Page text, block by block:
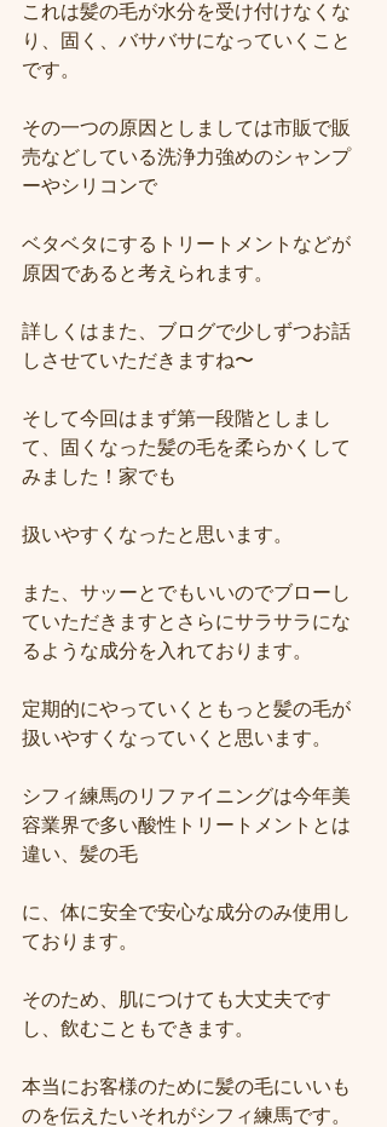
これは髪の毛が水分を受け付けなくな
り、固く、バサバサになっていくこと
です。
その一つの原因としましては市販で販
売などしている洗浄力強めのシャンプ
ーやシリコンで
ベタベタにするトリートメントなどが
原因であると考えられます。
詳しくはまた、ブログで少しずつお話
しさせていただきますね〜
そして今回はまず第一段階としまし
て、固くなった髪の毛を柔らかくして
みました！家でも
扱いやすくなったと思います。
また、サッーとでもいいのでブローし
ていただきますとさらにサラサラにな
るような成分を入れております。
定期的にやっていくともっと髪の毛が
扱いやすくなっていくと思います。
シフィ練馬のリファイニングは今年美
容業界で多い酸性トリートメントとは
違い、髪の毛
に、体に安全で安心な成分のみ使用し
ております。
そのため、肌につけても大丈夫です
し、飲むこともできます。
本当にお客様のために髪の毛にいいも
のを伝えたいそれがシフィ練馬です。